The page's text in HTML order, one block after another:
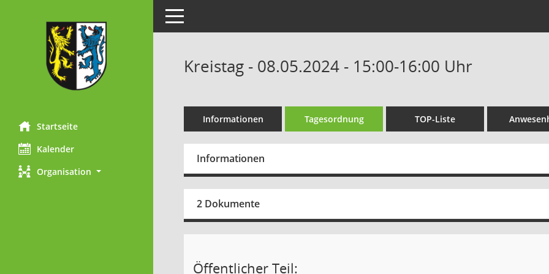
Startseite
Kalender
Organisation
Toggle navigation
Kreistag - 08.05.2024 - 15:00-16:00 Uhr
Informationen Tagesordnung TOP-Liste
Informationen
2 Dokumente
Öffentlicher Teil: